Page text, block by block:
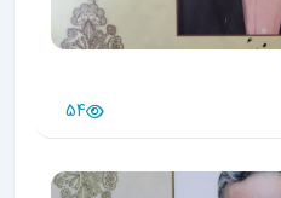
54